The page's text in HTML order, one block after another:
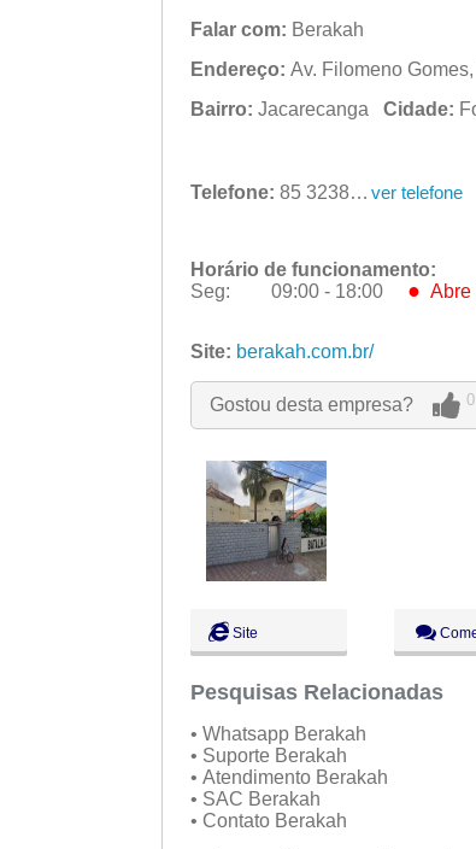
Falar com: Berakah
Endereço: Av. Filomeno
Bairro: Jacarecanga Cidade:
Telefone: 85 3238-1938 ver telefone
Horário de funcionamento:
Seg:
09:00 - 18:00 ● Abre
Ter:
09:00 - 18:00
Qui:
09:00 - 18:00
Sex:
09:00 - 18:00
Dom:
Fechado
Site: berakah.com.br/
Gostou desta empresa? 0
Site
Pesquisas Relacionadas
• Whatsapp Berakah
• Suporte Berakah
• Atendimento Berakah
• SAC Berakah
• Contato Berakah